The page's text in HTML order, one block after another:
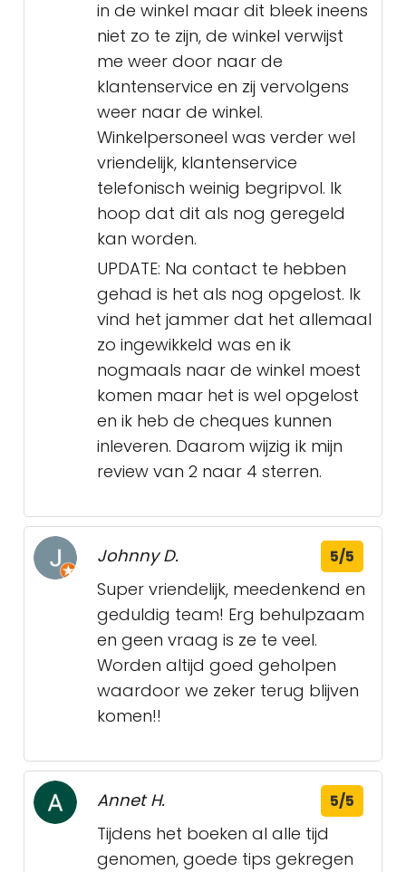
in de winkel maar dit bleek ineens
niet zo te zijn, de winkel verwijst
me weer door naar de
klantenservice en zij vervolgens
weer naar de winkel.
Winkelpersoneel was verder wel
vriendelijk, klantenservice
telefonisch weinig begripvol. Ik
hoop dat dit als nog geregeld
kan worden.
UPDATE: Na contact te hebben
gehad is het als nog opgelost. Ik
vind het jammer dat het allemaal
zo ingewikkeld was en ik
nogmaals naar de winkel moest
komen maar het is wel opgelost
en ik heb de cheques kunnen
inleveren. Daarom wijzig ik mijn
review van 2 naar 4 sterren.
Johnny D. 5/5
Super vriendelijk, meedenkend en
geduldig team! Erg behulpzaam
en geen vraag is ze te veel.
Worden altijd goed geholpen
waardoor we zeker terug blijven
komen!!
Annet H. 5/5
Tijdens het boeken al alle tijd
genomen, goede tips gekregen